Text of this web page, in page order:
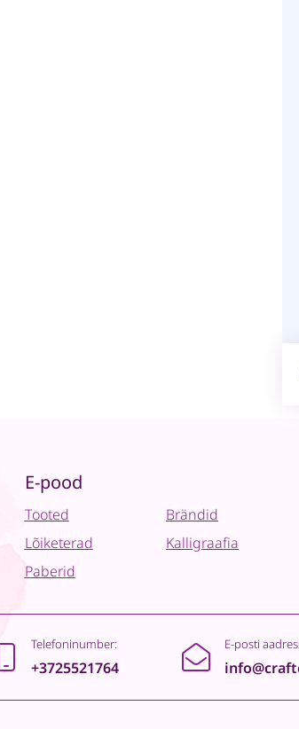
E-pood
Tooted
Lõiketerad
Paberid
Brändid
Kalligraafia
Telefoninumber:
+3725521764
E-posti